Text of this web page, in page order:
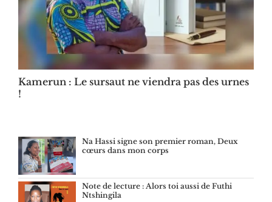
Kamerun : Le sursaut ne viendra pas des urnes
!
Na Hassi signe son premier roman, Deux
cœurs dans mon corps
Note de lecture : Alors toi aussi de Futhi
Ntshingila